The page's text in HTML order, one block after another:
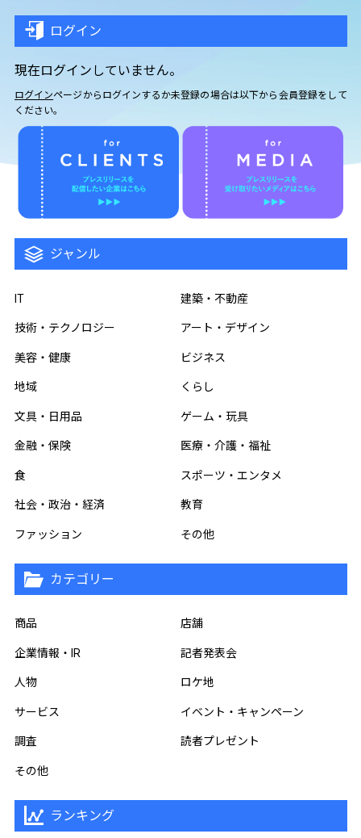
ログイン
現在ログインしていません。
ログインページからログインするか未登録の場合は以下から会員登録をして
ください。
ジャンル
IT 建築・不動産
技術・テクノロジー アート・デザイン
美容・健康 ビジネス
地域 くらし
文具・日用品 ゲーム・玩具
金融・保険 医療・介護・福祉
食 スポーツ・エンタメ
社会・政治・経済 教育
ファッション その他
カテゴリー
商品 店舗
企業情報・IR 記者発表会
人物 ロケ地
サービス イベント・キャンペーン
調査 読者プレゼント
その他
ランキング